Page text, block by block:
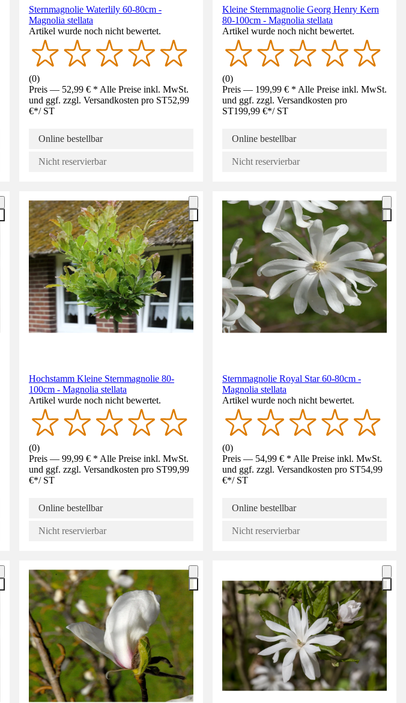
Sternmagnolie Waterlily 60-80cm -
Magnolia stellata
Artikel wurde noch nicht bewertet.
(0)
Preis — 52,99 € * Alle Preise inkl. MwSt.
und ggf. zzgl. Versandkosten pro ST52,99
€*/ ST
Online bestellbar
Nicht reservierbar
Kleine Sternmagnolie Georg Henry Kern
80-100cm - Magnolia stellata
Artikel wurde noch nicht bewertet.
(0)
Preis — 199,99 € * Alle Preise inkl. MwSt.
und ggf. zzgl. Versandkosten pro
ST199,99 €*/ ST
Online bestellbar
Nicht reservierbar
Hochstamm Kleine Sternmagnolie 80-
100cm - Magnolia stellata
Artikel wurde noch nicht bewertet.
(0)
Preis — 99,99 € * Alle Preise inkl. MwSt.
und ggf. zzgl. Versandkosten pro ST99,99
€*/ ST
Online bestellbar
Nicht reservierbar
Sternmagnolie Royal Star 60-80cm -
Magnolia stellata
Artikel wurde noch nicht bewertet.
(0)
Preis — 54,99 € * Alle Preise inkl. MwSt.
und ggf. zzgl. Versandkosten pro ST54,99
€*/ ST
Online bestellbar
Nicht reservierbar